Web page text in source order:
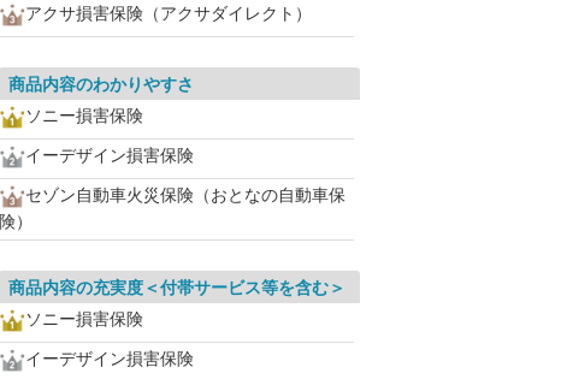
アクサ損害保険（アクサダイレクト）
商品内容のわかりやすさ
ソニー損害保険
イーデザイン損害保険
セゾン自動車火災保険（おとなの自動車保
険）
商品内容の充実度＜付帯サービス等を含む＞
ソニー損害保険
イーデザイン損害保険